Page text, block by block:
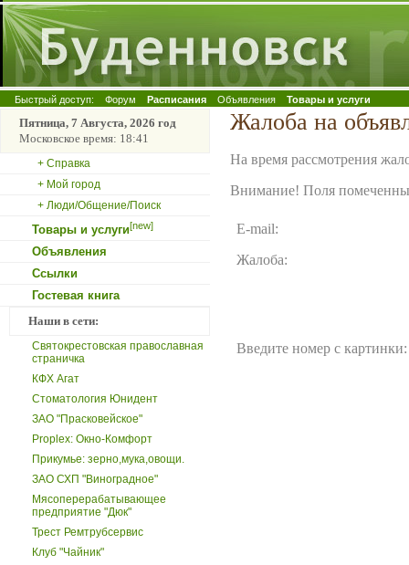
Быстрый доступ: Форум Расписания Объявления Товары и услуги
Пятница, 7 Августа, 2026 год
Московское время: 18:41
+ Справка
+ Мой город
+ Люди/Общение/Поиск
Товары и услуги[new]
Объявления
Ссылки
Гостевая книга
Наши в сети:
Святокрестовская православная
страничка
КФХ Агат
Стоматология Юнидент
ЗАО "Прасковейское"
Proplex: Окно-Комфорт
Прикумье: зерно,мука,овощи.
ЗАО СХП "Виноградное"
Мясоперерабатывающее
предприятие "Дюк"
Трест Ремтрубсервис
Клуб "Чайник"
Жалоба на
На время рассмотрения
Внимание! Поля
E-mail:
Жалоба:
Введите номер с картинки: